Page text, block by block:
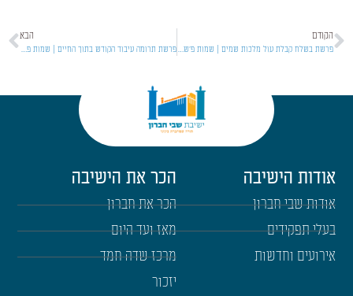
הקודם
פרשת בשלח קבלת עול מלכות שמים | שמות פ'ש [04]
הבא
פרשת תרומה עיבוד הקודש בתוך החיים | שמות פ'ש [06]
אודות הישיבה
אודות שבי חברון
בעלי תפקידים
אירועים וחדשות
הכר את הישיבה
הכר את חברון
מאז ועד היום
מרכז שדה חמד
יזכור